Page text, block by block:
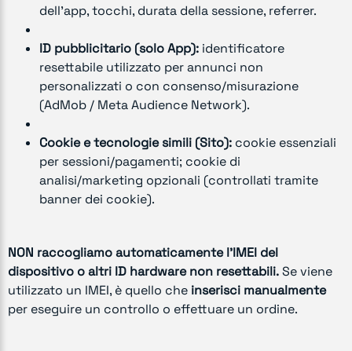
dell’app, tocchi, durata della sessione, referrer.
ID pubblicitario (solo App): identificatore
resettabile utilizzato per annunci non
personalizzati o con consenso/misurazione
(AdMob / Meta Audience Network).
Cookie e tecnologie simili (Sito): cookie essenziali
per sessioni/pagamenti; cookie di
analisi/marketing opzionali (controllati tramite
banner dei cookie).
NON raccogliamo automaticamente l’IMEI del
dispositivo o altri ID hardware non resettabili.Se viene
utilizzato un IMEI, è quello che inserisci manualmente
per eseguire un controllo o effettuare un ordine.